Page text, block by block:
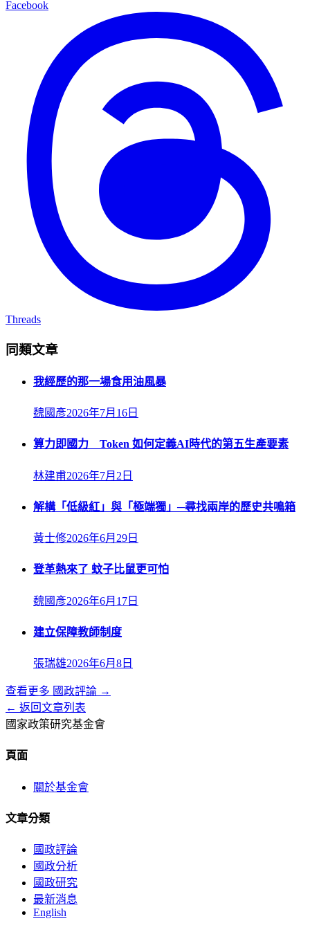
Facebook
Threads
同類文章
我經歷的那一場食用油風暴
魏國彥2026年7月16日
算力即國力 Token 如何定義AI時代的第五生產要素
林建甫2026年7月2日
解構「低級紅」與「極端獨」─尋找兩岸的歷史共鳴箱
黃士修2026年6月29日
登革熱來了 蚊子比鼠更可怕
魏國彥2026年6月17日
建立保障教師制度
張瑞雄2026年6月8日
查看更多 國政評論 →
← 返回文章列表
國家政策研究基金會
頁面
關於基金會
文章分類
國政評論
國政分析
國政研究
最新消息
English